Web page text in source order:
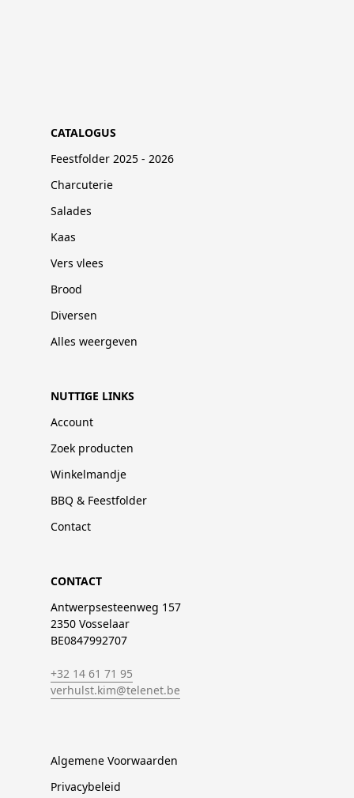
CATALOGUS
Feestfolder 2025 - 2026
Charcuterie
Salades
Kaas
Vers vlees
Brood
Diversen
Alles weergeven
NUTTIGE LINKS
Account
Zoek producten
Winkelmandje
BBQ & Feestfolder
Contact
CONTACT
Antwerpsesteenweg 157
2350 Vosselaar
BE0847992707
+32 14 61 71 95
verhulst.kim@telenet.be
Algemene Voorwaarden
Privacybeleid